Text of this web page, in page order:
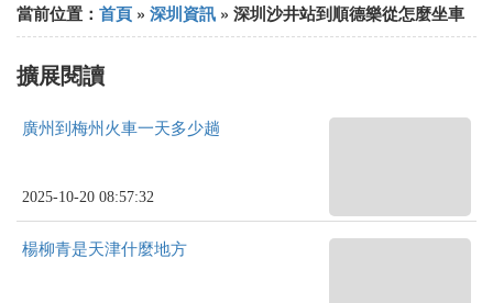
當前位置： 首頁 » 深圳資訊 » 深圳沙井站到順德樂從怎麼坐車
擴展閱讀
廣州到梅州火車一天多少趟
2025-10-20 08:57:32
楊柳青是天津什麼地方